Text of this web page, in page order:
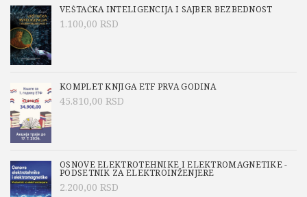
VEŠTAČKA INTELIGENCIJA I SAJBER BEZBEDNOST
1.100,00 RSD
KOMPLET KNJIGA ETF PRVA GODINA
45.810,00 RSD
OSNOVE ELEKTROTEHNIKE I ELEKTROMAGNETIKE -
PODSETNIK ZA ELEKTROINŽENJERE
2.200,00 RSD